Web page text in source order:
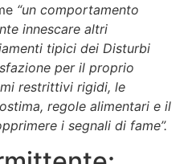
“un comportamento
innescare altri
tipici dei Disturbi
per il proprio
restrittivi rigidi, le
regole alimentari e il
i segnali di fame”.